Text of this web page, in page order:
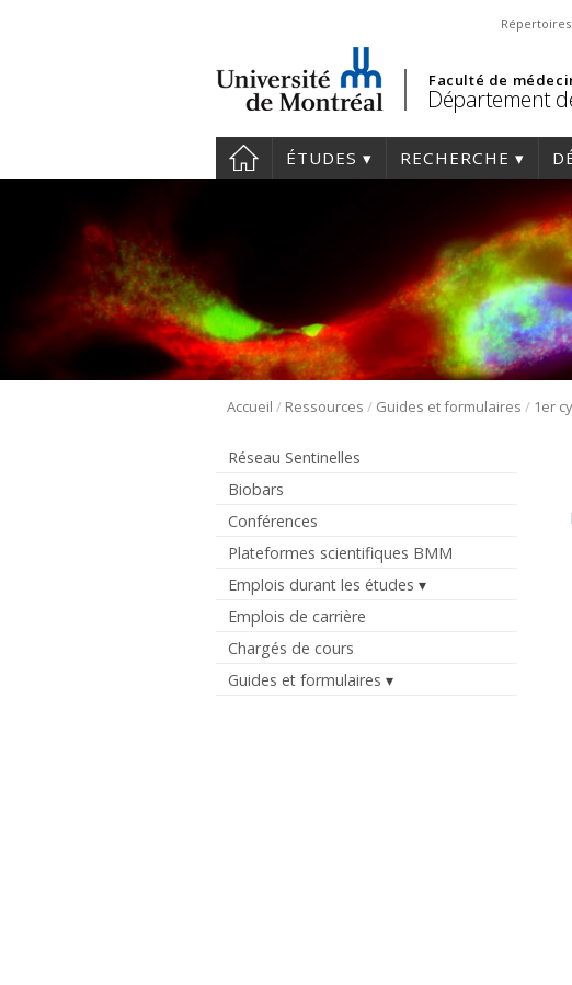
Répertoires
Faculté de
Département
ÉTUDES RECHERCHE
Accueil / Ressources / Guides et formulaires /
Réseau Sentinelles
Biobars
Conférences
Plateformes scientifiques BMM
Emplois durant les études
Emplois de carrière
Chargés de cours
Guides et formulaires